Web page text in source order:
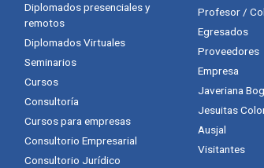
Diplomados presenciales y
remotos
Diplomados Virtuales
Seminarios
Cursos
Consultoría
Cursos para empresas
Consultorio Empresarial
Consultorio Jurídico
Profesor /
Egresados
Proveedores
Empresa
Javeriana
Jesuitas
Ausjal
Visitantes